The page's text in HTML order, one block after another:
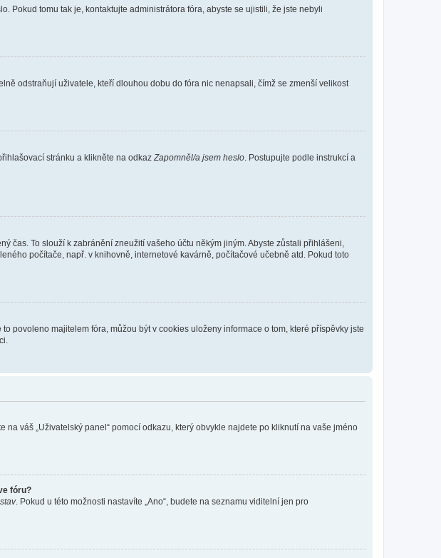
Pokud tomu tak je, kontaktujte administrátora fóra, abyste se ujistili, že jste nebyli
odstraňují uživatele, kteří dlouhou dobu do fóra nic nenapsali, čímž se zmenší velikost
stránku a klikněte na odkaz Zapomněl/a jsem heslo . Postupujte podle instrukcí a
čas. To slouží k zabránění zneužití vašeho účtu někým jiným. Abyste zůstali přihlášeni,
počítače, např. v knihovně, internetové kavárně, počítačové učebně atd. Pokud toto
povoleno majitelem fóra, můžou být v cookies uloženy informace o tom, které příspěvky jste
váš „Uživatelský panel“ pomocí odkazu, který obvykle najdete po kliknutí na vaše jméno
fóru?
. Pokud u této možnosti nastavíte „Ano“, budete na seznamu viditelní jen pro